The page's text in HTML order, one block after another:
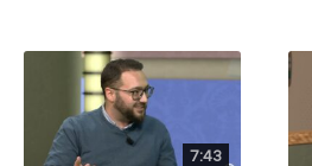
7:43